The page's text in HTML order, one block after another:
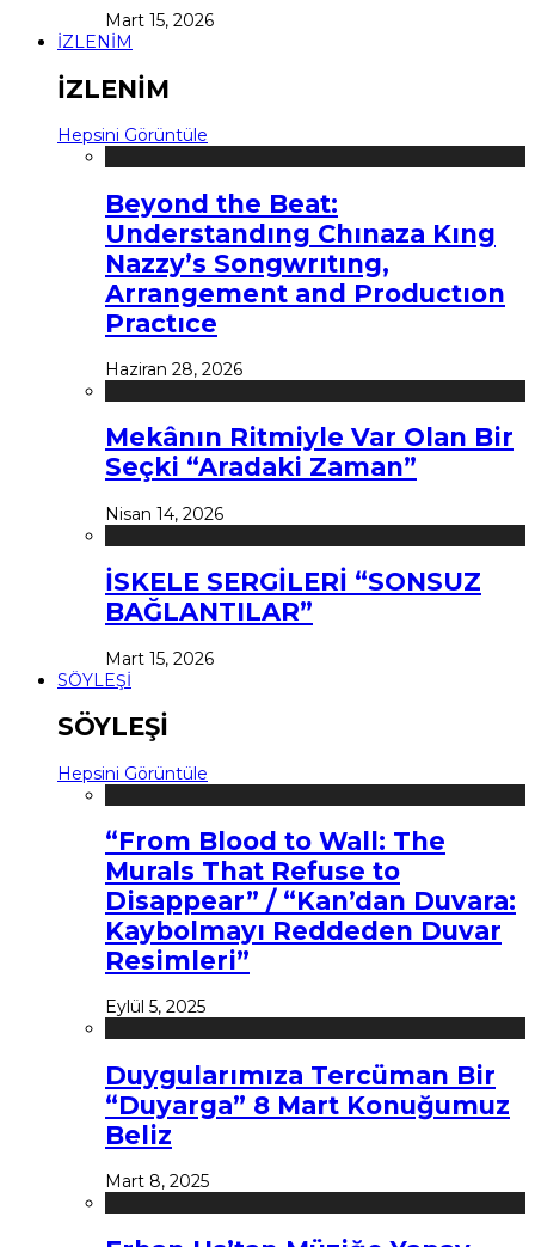
Mart 15, 2026
İZLENİM
İZLENİM
Hepsini Görüntüle
Beyond the Beat:
Understandıng Chınaza Kıng
Nazzy’s Songwrıtıng,
Arrangement and Productıon
Practıce
Haziran 28, 2026
Mekânın Ritmiyle Var Olan Bir
Seçki “Aradaki Zaman”
Nisan 14, 2026
İSKELE SERGİLERİ “SONSUZ
BAĞLANTILAR”
Mart 15, 2026
SÖYLEŞİ
SÖYLEŞİ
Hepsini Görüntüle
“From Blood to Wall: The
Murals That Refuse to
Disappear” / “Kan’dan Duvara:
Kaybolmayı Reddeden Duvar
Resimleri”
Eylül 5, 2025
Duygularımıza Tercüman Bir
“Duyarga” 8 Mart Konuğumuz
Beliz
Mart 8, 2025